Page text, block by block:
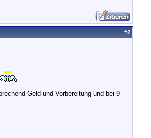
#2
Geld und Vorbereitung und bei 9